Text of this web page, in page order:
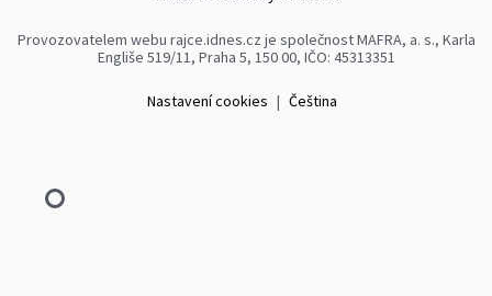
Provozovatelem webu rajce.idnes.cz je společnost MAFRA, a. s., Karla
Engliše 519/11, Praha 5, 150 00, IČO: 45313351
Nastavení cookies | Čeština